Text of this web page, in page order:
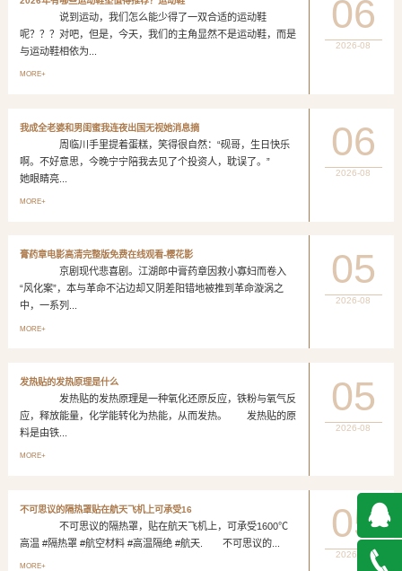
说到运动，我们怎么能少得了一双合适的运动鞋
呢？？？对吧，但是，今天，我们的主角显然不是运动鞋，而是
与运动鞋相依为...
MORE+
06
2026-08
我成全老婆和男闺蜜我连夜出国无视她消息摘
周临川手里提着蛋糕，笑得很自然：“砚哥，生日快乐
啊。不好意思，今晚宁宁陪我去见了个投资人，耽误了。”
她眼睛亮...
MORE+
06
2026-08
膏药章电影高清完整版免费在线观看-樱花影
京剧现代悲喜剧。江湖郎中膏药章因救小寡妇而卷入
“风化案”，本与革命不沾边却又阴差阳错地被推到革命漩涡之
中，一系列...
MORE+
05
2026-08
发热贴的发热原理是什么
发热贴的发热原理是一种氧化还原反应，铁粉与氧气反
应，释放能量，化学能转化为热能，从而发热。 发热贴的原
料是由铁...
MORE+
05
2026-08
不可思议的隔热罩贴在航天飞机上可承受16
不可思议的隔热罩，贴在航天飞机上，可承受1600℃
高温 #隔热罩 #航空材料 #高温隔绝 #航天. 不可思议的...
MORE+
05
2026-08QQ在